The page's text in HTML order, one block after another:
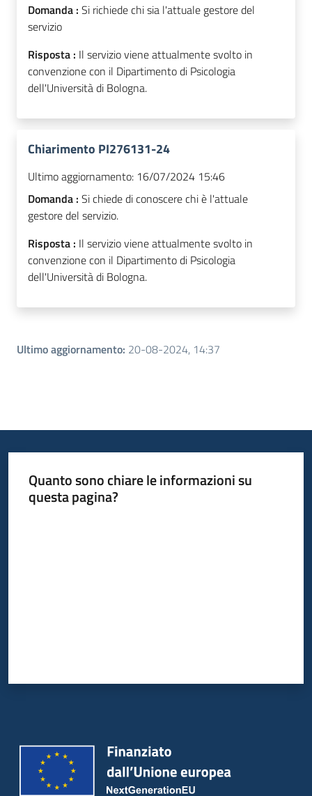
Domanda : Si richiede chi sia l'attuale gestore del
servizio
Risposta : Il servizio viene attualmente svolto in
convenzione con il Dipartimento di Psicologia
dell'Università di Bologna.
Chiarimento PI276131-24
Ultimo aggiornamento: 16/07/2024 15:46
Domanda : Si chiede di conoscere chi è l'attuale
gestore del servizio.
Risposta : Il servizio viene attualmente svolto in
convenzione con il Dipartimento di Psicologia
dell'Università di Bologna.
Ultimo aggiornamento: 20-08-2024, 14:37
Quanto sono chiare le informazioni su
questa pagina?